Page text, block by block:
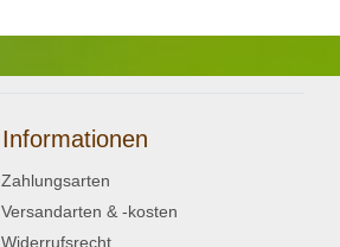
Informationen
Zahlungsarten
Versandarten & -kosten
Widerrufsrecht